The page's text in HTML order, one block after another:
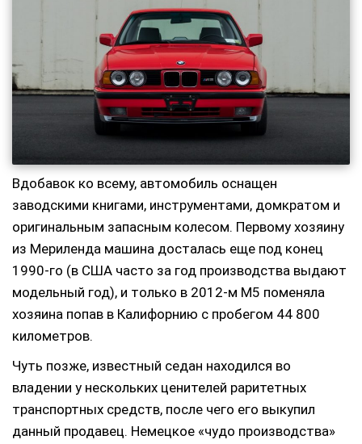
Вдобавок ко всему, автомобиль оснащен
заводскими книгами, инструментами, домкратом и
оригинальным запасным колесом. Первому хозяину
из Мериленда машина досталась еще под конец
1990-го (в США часто за год производства выдают
модельный год), и только в 2012-м М5 поменяла
хозяина попав в Калифорнию с пробегом 44 800
километров.
Чуть позже, известный седан находился во
владении у нескольких ценителей раритетных
транспортных средств, после чего его выкупил
данный продавец. Немецкое «чудо производства»